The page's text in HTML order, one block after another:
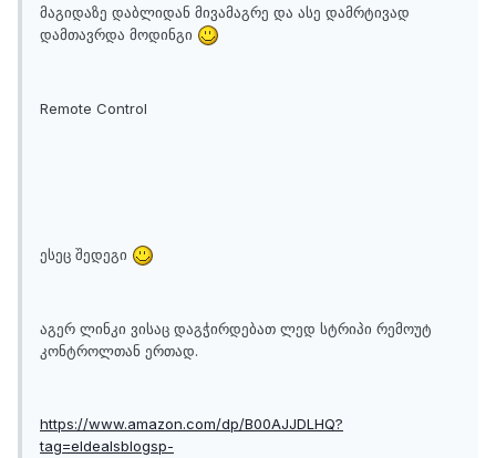
მაგიდაზე დაბლიდან მივამაგრე და ასე დამრტივად
დამთავრდა მოდინგი
Remote Control
ესეც შედეგი
აგერ ლინკი ვისაც დაგჭირდებათ ლედ სტრიპი რემოუტ
კონტროლთან ერთად.
https://www.amazon.com/dp/B00AJJDLHQ?
tag=eldealsblogsp-